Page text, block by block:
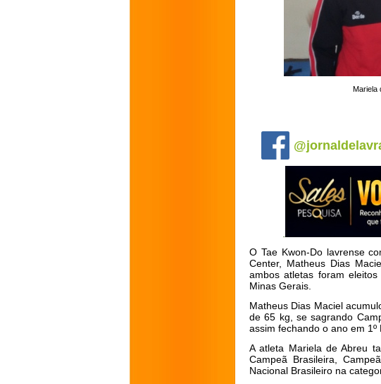
Mariela
O Tae Kwon-Do lavrense
Center, Matheus Dias
ambos atletas foram
Minas Gerais.
Matheus Dias Maciel
de 65 kg, se sagrando
assim fechando o ano em
A atleta Mariela de Abreu
Campeã Brasileira,
Nacional Brasileiro na